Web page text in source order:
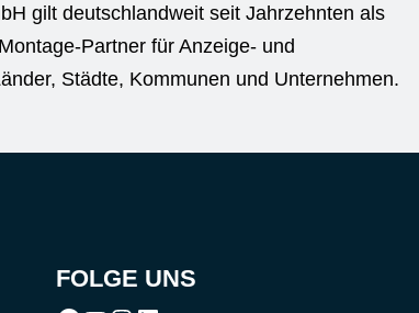
gilt deutschlandweit seit Jahrzehnten als
Partner für Anzeige- und
Städte, Kommunen und Unternehmen.
FOLGE UNS